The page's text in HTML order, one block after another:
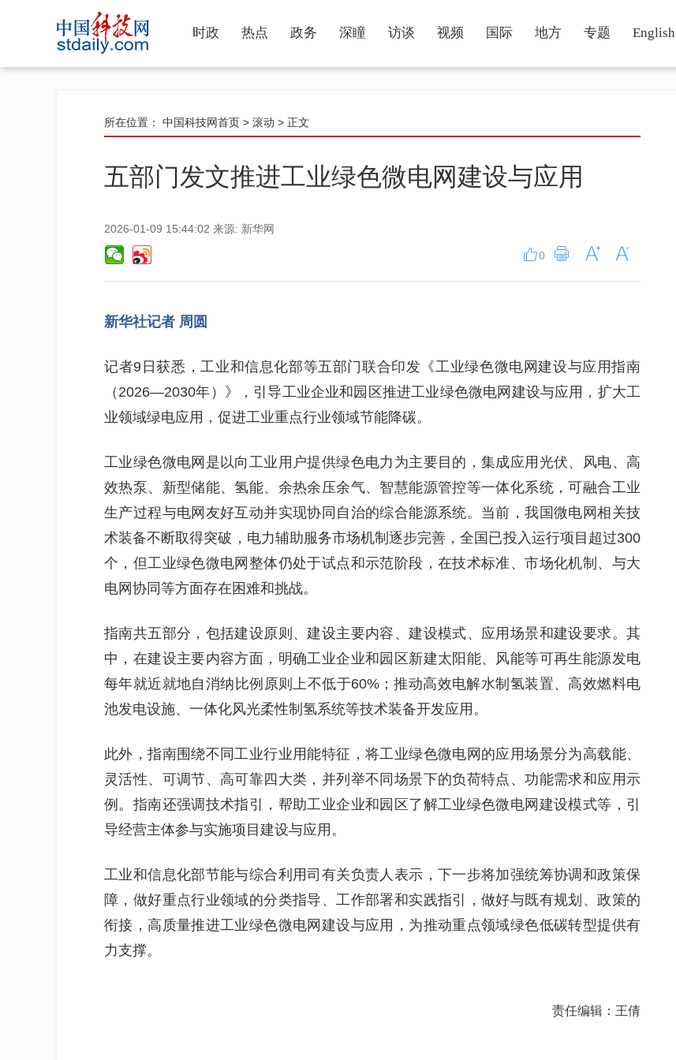
时政 热点 政务 深瞳 访谈 视频 国际 地方 专题 English
所在位置： 中国科技网首页 > 滚动 > 正文
五部门发文推进工业绿色微电网建设与应用
2026-01-09 15:44:02 来源: 新华网
0
新华社记者 周圆
记者9日获悉，工业和信息化部等五部门联合印发《工业绿色微电网建设与应用指南
（2026—2030年）》，引导工业企业和园区推进工业绿色微电网建设与应用，扩大工
业领域绿电应用，促进工业重点行业领域节能降碳。
工业绿色微电网是以向工业用户提供绿色电力为主要目的，集成应用光伏、风电、高
效热泵、新型储能、氢能、余热余压余气、智慧能源管控等一体化系统，可融合工业
生产过程与电网友好互动并实现协同自治的综合能源系统。当前，我国微电网相关技
术装备不断取得突破，电力辅助服务市场机制逐步完善，全国已投入运行项目超过300
个，但工业绿色微电网整体仍处于试点和示范阶段，在技术标准、市场化机制、与大
电网协同等方面存在困难和挑战。
指南共五部分，包括建设原则、建设主要内容、建设模式、应用场景和建设要求。其
中，在建设主要内容方面，明确工业企业和园区新建太阳能、风能等可再生能源发电
每年就近就地自消纳比例原则上不低于60%；推动高效电解水制氢装置、高效燃料电
池发电设施、一体化风光柔性制氢系统等技术装备开发应用。
此外，指南围绕不同工业行业用能特征，将工业绿色微电网的应用场景分为高载能、
灵活性、可调节、高可靠四大类，并列举不同场景下的负荷特点、功能需求和应用示
例。指南还强调技术指引，帮助工业企业和园区了解工业绿色微电网建设模式等，引
导经营主体参与实施项目建设与应用。
工业和信息化部节能与综合利用司有关负责人表示，下一步将加强统筹协调和政策保
障，做好重点行业领域的分类指导、工作部署和实践指引，做好与既有规划、政策的
衔接，高质量推进工业绿色微电网建设与应用，为推动重点领域绿色低碳转型提供有
力支撑。
责任编辑：王倩